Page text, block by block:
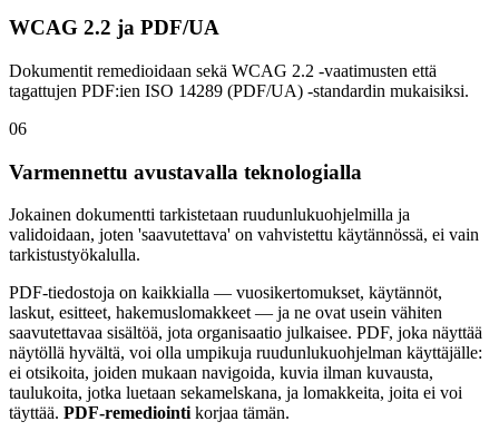
WCAG 2.2 ja PDF/UA
Dokumentit remedioidaan sekä WCAG 2.2 -vaatimusten että
tagattujen PDF:ien ISO 14289 (PDF/UA) -standardin mukaisiksi.
06
Varmennettu avustavalla teknologialla
Jokainen dokumentti tarkistetaan ruudunlukuohjelmilla ja
validoidaan, joten 'saavutettava' on vahvistettu käytännössä, ei vain
tarkistustyökalulla.
PDF-tiedostoja on kaikkialla — vuosikertomukset, käytännöt,
laskut, esitteet, hakemuslomakkeet — ja ne ovat usein vähiten
saavutettavaa sisältöä, jota organisaatio julkaisee. PDF, joka näyttää
näytöllä hyvältä, voi olla umpikuja ruudunlukuohjelman käyttäjälle:
ei otsikoita, joiden mukaan navigoida, kuvia ilman kuvausta,
taulukoita, jotka luetaan sekamelskana, ja lomakkeita, joita ei voi
täyttää. PDF-remediointi korjaa tämän.